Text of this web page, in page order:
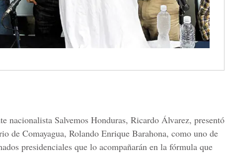
nacionalista Salvemos Honduras, Ricardo Álvarez, presentó
de Comayagua, Rolando Enrique Barahona, como uno de
presidenciales que lo acompañarán en la fórmula que